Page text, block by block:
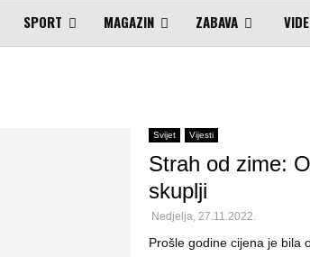
SPORT MAGAZIN ZABAVA
Svijet Vijesti
Strah od zime:
skuplji
Nedjelja, 27.11.2022.
Prošle godine cijena je bila